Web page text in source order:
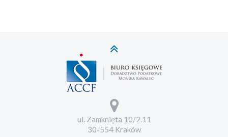
ul. Zamknięta 10/2.11
30-554 Kraków